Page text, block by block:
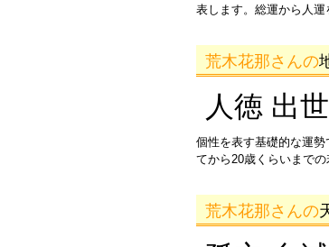
表します。総運から人運
荒木花那さんの
人徳 出
個性を表す基礎的な運
てから20歳くらいまで
荒木花那さんの